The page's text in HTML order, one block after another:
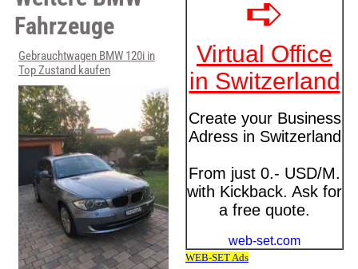
Fahrzeuge
Gebrauchtwagen BMW 120i in
Top Zustand kaufen